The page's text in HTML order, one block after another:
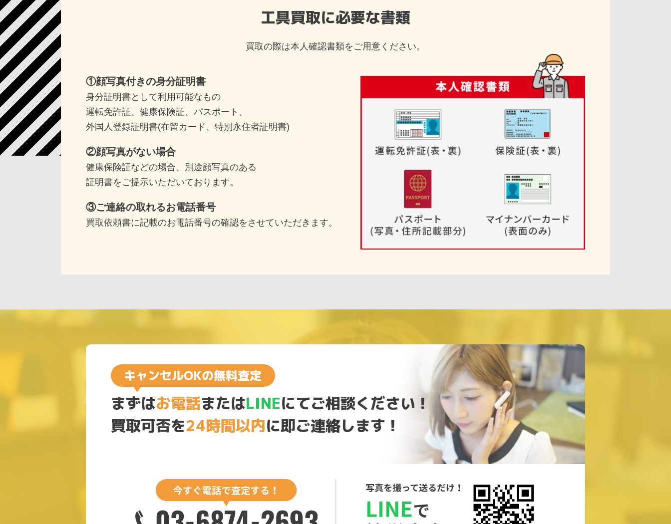
工具買取に必要な書類
買取の際は本人確認書類をご用意ください。
①顔写真付きの身分証明書
身分証明書として利用可能なもの
運転免許証、健康保険証、パスポート、
外国人登録証明書(在留カード、特別永住者証明書)
②顔写真がない場合
健康保険証などの場合、別途顔写真のある
証明書をご提示いただいております。
③ご連絡の取れるお電話番号
買取依頼書に記載のお電話番号の確認をさせていただきます。
まずはお電話またはLINEにてご相談ください！
買取可否を24時間以内に即ご連絡します！